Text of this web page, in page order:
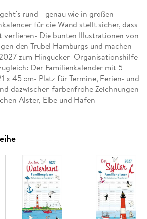
rund - genau wie in großen
für die Wand stellt sicher, dass
verlieren- Die bunten Illustrationen von
den Trubel Hamburgs und machen
zum Hingucker- Organisationshilfe
Der Familienkalender mit 5
x 45 cm- Platz für Termine, Ferien- und
dazwischen farbenfrohe Zeichnungen
Alster, Elbe und Hafen-